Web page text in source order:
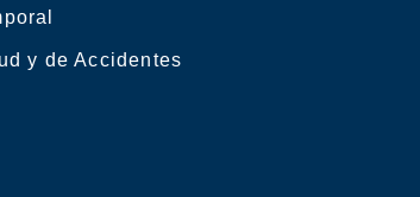
y de Accidentes